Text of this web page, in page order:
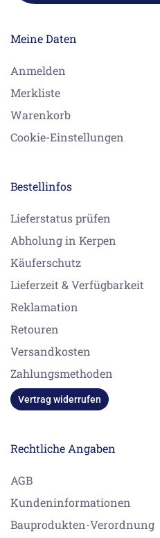
Meine Daten
Anmelden
Merkliste
Warenkorb
Cookie-Einstellungen
Bestellinfos
Lieferstatus prüfen
Abholung in Kerpen
Käuferschutz
Lieferzeit & Verfügbarkeit
Reklamation
Retouren
Versandkosten
Zahlungsmethoden
Vertrag widerrufen
Rechtliche Angaben
AGB
Kundeninformationen
Bauprodukten-Verordnung